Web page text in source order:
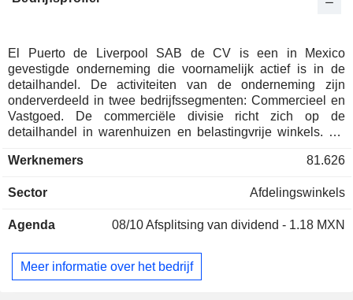
El Puerto de Liverpool SAB de CV is een in Mexico
gevestigde onderneming die voornamelijk actief is in de
detailhandel. De activiteiten van de onderneming zijn
onderverdeeld in twee bedrijfssegmenten: Commercieel en
Vastgoed. De commerciële divisie richt zich op de
detailhandel in warenhuizen en belastingvrije winkels. Tot
Liverpool en Fabricas de Francia. De vastgoeddivisie is
verhuur van commerciële ruimtes in winkelcentra. Via een
consumentenkredieten en verkoopfinancieringsdiensten
Mexicaanse staten. Tot de dochterondernemingen van het
bedrijf behoren onder meer Operadora Liverpool SA de CV,
Werknemers 81.626
Sector Afdelingswinkels
Agenda 08/10Afsplitsing van dividend - 1.18 MXN
Meer informatie over het bedrijf